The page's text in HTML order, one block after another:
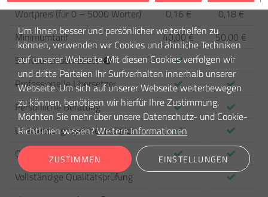
Merkmal
Wortpreis(für 0 – 5000 Wörter) 0,16 €
0,18 €
Minimumtarif
40,00 €
50,00 €
5%Neukundenrabatt
Professionelle Übersetzer
Persönliche Beratung
Übersetzungsspeicher möglich
Qualitätsgarantie
Vollständige Qualitätsprüfung
Um Ihnen besser und persönlicher weiterhelfen zu
können, verwenden wir Cookies und ähnliche Techniken
auf unserer Webseite. Mit diesen Cookies verfolgen wir
und dritte Parteien Ihr Surfverhalten innerhalb unserer
Webseite. Um sich auf unserer Webseite weiterbewegen
zu können, benötigen wir hierfür Ihre Zustimmung.
Möchten Sie mehr über unsere Datenschutz- und Cookie-
Richtlinien wissen?Weitere Informationen
ZUSTIMMEN EINSTELLUNGEN